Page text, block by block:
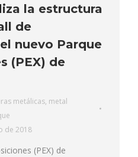
la estructura
de
nuevo Parque
(PEX) de
metálicas, metal
de 2018
(PEX) de